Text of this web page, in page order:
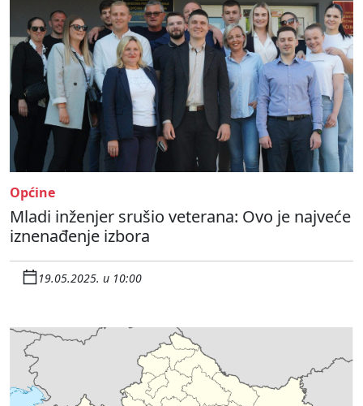
Općine
Mladi inženjer srušio veterana: Ovo je najveće
iznenađenje izbora
19.05.2025. u 10:00